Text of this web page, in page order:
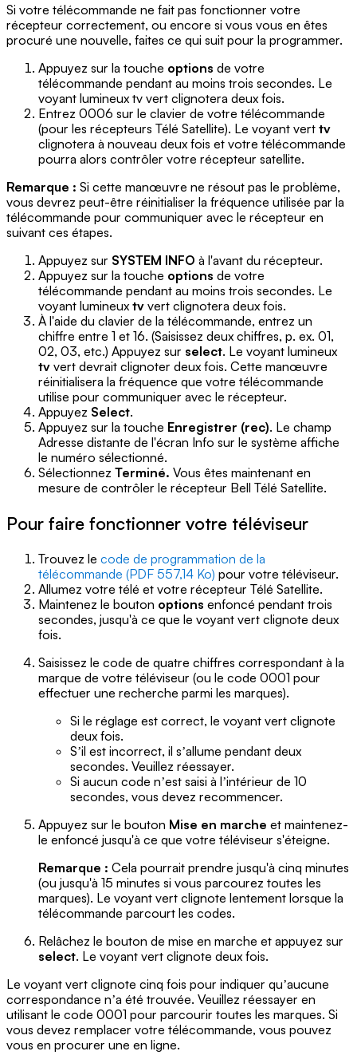
Si votre télécommande ne fait pas fonctionner votre
récepteur correctement, ou encore si vous vous en êtes
procuré une nouvelle, faites ce qui suit pour la programmer.
Appuyez sur la touche options de votre
télécommande pendant au moins trois secondes. Le
voyant lumineux tv vert clignotera deux fois.
Entrez 0006 sur le clavier de votre télécommande
(pour les récepteurs Télé Satellite). Le voyant vert tv
clignotera à nouveau deux fois et votre télécommande
pourra alors contrôler votre récepteur satellite.
Remarque : Si cette manœuvre ne résout pas le problème,
vous devrez peut-être réinitialiser la fréquence utilisée par la
télécommande pour communiquer avec le récepteur en
suivant ces étapes.
Appuyez sur SYSTEM INFO à l'avant du récepteur.
Appuyez sur la touche options de votre
télécommande pendant au moins trois secondes. Le
voyant lumineux tv vert clignotera deux fois.
À l'aide du clavier de la télécommande, entrez un
chiffre entre 1 et 16. (Saisissez deux chiffres, p. ex. 01,
02, 03, etc.) Appuyez sur select. Le voyant lumineux
tv vert devrait clignoter deux fois. Cette manœuvre
réinitialisera la fréquence que votre télécommande
utilise pour communiquer avec le récepteur.
Appuyez Select.
Appuyez sur la touche Enregistrer (rec). Le champ
Adresse distante de l'écran Info sur le système affiche
le numéro sélectionné.
Sélectionnez Terminé. Vous êtes maintenant en
mesure de contrôler le récepteur Bell Télé Satellite.
Pour faire fonctionner votre téléviseur
Trouvez le code de programmation de la
télécommande (PDF 557,14 Ko) pour votre téléviseur.
Allumez votre télé et votre récepteur Télé Satellite.
Maintenez le bouton options enfoncé pendant trois
secondes, jusqu'à ce que le voyant vert clignote deux
fois.
Saisissez le code de quatre chiffres correspondant à la
marque de votre téléviseur (ou le code 0001 pour
effectuer une recherche parmi les marques).
Si le réglage est correct, le voyant vert clignote
deux fois.
Sʼil est incorrect, il sʼallume pendant deux
secondes. Veuillez réessayer.
Si aucun code nʼest saisi à lʼintérieur de 10
secondes, vous devez recommencer.
Appuyez sur le bouton Mise en marche et maintenez-
le enfoncé jusqu'à ce que votre téléviseur s'éteigne.
Remarque : Cela pourrait prendre jusqu'à cinq minutes
(ou jusqu'à 15 minutes si vous parcourez toutes les
marques). Le voyant vert clignote lentement lorsque la
télécommande parcourt les codes.
Relâchez le bouton de mise en marche et appuyez sur
select. Le voyant vert clignote deux fois.
Le voyant vert clignote cinq fois pour indiquer quʼaucune
correspondance nʼa été trouvée. Veuillez réessayer en
utilisant le code 0001 pour parcourir toutes les marques. Si
vous devez remplacer votre télécommande, vous pouvez
vous en procurer une en ligne.